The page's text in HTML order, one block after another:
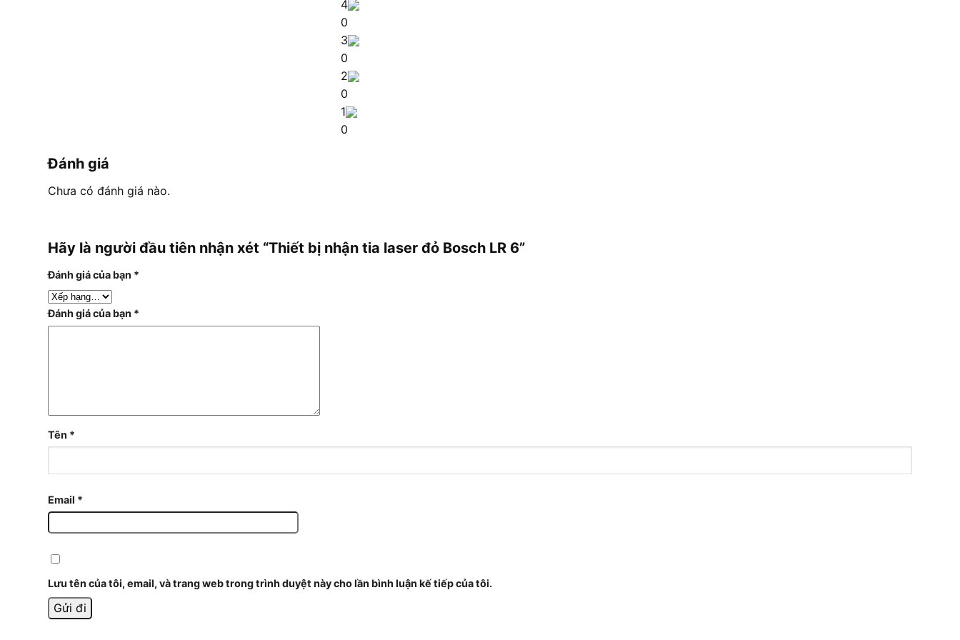
4
0
3
0
2
0
1
0
Đánh giá
Chưa có đánh giá nào.
Hãy là người đầu tiên nhận xét “Thiết bị nhận tia laser đỏ Bosch LR 6”
Đánh giá của bạn *
Đánh giá của bạn *
Tên *
Email *
Lưu tên của tôi, email, và trang web trong trình duyệt này cho lần bình luận kế tiếp của tôi.